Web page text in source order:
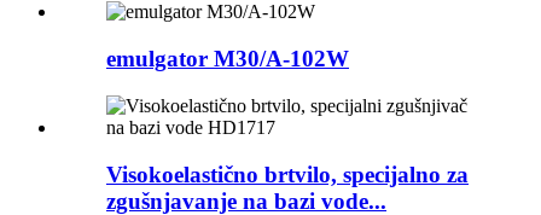
emulgator M30/A-102W
Visokoelastično brtvilo, specijalno za
zgušnjavanje na bazi vode...